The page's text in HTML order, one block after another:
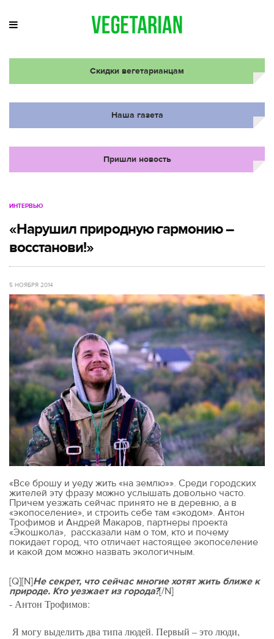
Скидки вегетарианцам
Наша газета
Пришли новость
ИНТЕРВЬЮ
«Нарушил природную гармонию –
восстанови!»
5 НОЯБРЯ 2014
«Все брошу и уеду жить «на землю»». Среди городских
жителей эту фразу можно услышать довольно часто.
Причем уезжать сейчас принято не в деревню, а в
«экопоселение», и строить себе там «экодом». Антон
Трофимов и Андрей Макаров, партнеры проекта
«Экошкола», рассказали нам о том, кто и почему
покидает город, что отличает настоящее экопоселение
и какой дом можно назвать экологичным.
[Q][N]Не секрет, что сейчас многие хотят жить ближе к
природе. Кто уезжает из города?[/N]
- Антон Трофимов:
Я могу выделить два типа людей. Первый – это люди,